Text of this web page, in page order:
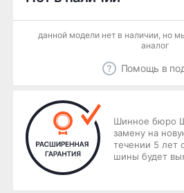
данной модели нет в наличии, но
аналог
Помощь в
Шинное бюро
замену на
течении 5 лет
шины будет